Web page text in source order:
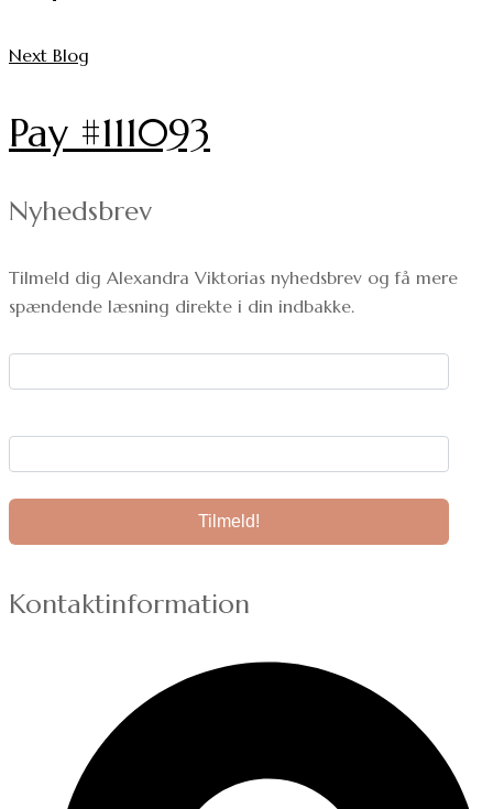
Next Blog
Pay #111093
Nyhedsbrev
Tilmeld dig Alexandra Viktorias nyhedsbrev og få mere
spændende læsning direkte i din indbakke.
Kontaktinformation